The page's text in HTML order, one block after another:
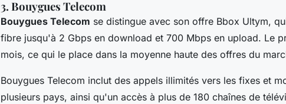
3. Bouygues Telecom
Bouygues Telecom se distingue avec son offre Bbox Ultym,
fibre jusqu'à 2 Gbps en download et 700 Mbps en upload. Le
mois, ce qui le place dans la moyenne haute des offres du
Bouygues Telecom inclut des appels illimités vers les fixes et
plusieurs pays, ainsi qu'un accès à plus de 180 chaînes de